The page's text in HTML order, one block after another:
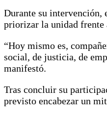
Durante su intervención,
priorizar la unidad
“Hoy mismo es,
social, de justicia, de
manifestó.
Tras concluir su
previsto encabezar un